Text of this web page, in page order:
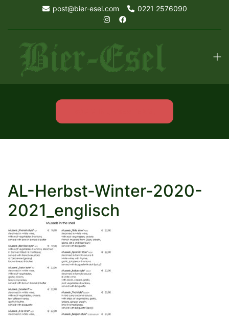
content
post@bier-esel.com 0221 2576090
AL-Herbst-Winter-2020-
2021_englisch